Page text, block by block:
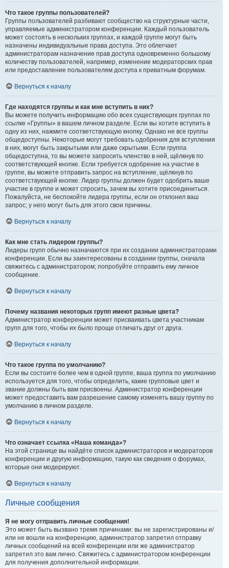
Что такое группы пользователей?
Группы пользователей разбивают сообщество на структурные части,
управляемые администратором конференции. Каждый пользователь
может состоять в нескольких группах, и каждой группе могут быть
назначены индивидуальные права доступа. Это облегчает
администраторам назначение прав доступа одновременно большому
количеству пользователей, например, изменение модераторских прав
или предоставление пользователям доступа к приватным форумам.
Вернуться к началу
Где находятся группы и как мне вступить в них?
Вы можете получить информацию обо всех существующих группах по
ссылке «Группы» в вашем личном разделе. Если вы хотите вступить в
одну из них, нажмите соответствующую кнопку. Однако не все группы
общедоступны. Некоторые могут требовать одобрения для вступления
в них, могут быть закрытыми или даже скрытыми. Если группа
общедоступна, то вы можете запросить членство в ней, щёлкнув по
соответствующей кнопке. Если требуется одобрение на участие в
группе, вы можете отправить запрос на вступление, щёлкнув по
соответствующей кнопке. Лидер группы должен будет одобрить ваше
участие в группе и может спросить, зачем вы хотите присоединиться.
Пожалуйста, не беспокойте лидера группы, если он отклонил ваш
запрос; у него могут быть для этого свои причины.
Вернуться к началу
Как мне стать лидером группы?
Лидеры групп обычно назначаются при их создании администраторами
конференции. Если вы заинтересованы в создании группы, сначала
свяжитесь с администратором; попробуйте отправить ему личное
сообщение.
Вернуться к началу
Почему названия некоторых групп имеют разные цвета?
Администратор конференции может присваивать цвета участникам
групп для того, чтобы их было проще отличать друг от друга.
Вернуться к началу
Что такое группа по умолчанию?
Если вы состоите более чем в одной группе, ваша группа по умолчанию
используется для того, чтобы определить, какие групповые цвет и
звание должны быть вам присвоены. Администратор конференции
может предоставить вам разрешение самому изменять вашу группу по
умолчанию в личном разделе.
Вернуться к началу
Что означает ссылка «Наша команда»?
На этой странице вы найдёте список администраторов и модераторов
конференции и другую информацию, такую как сведения о форумах,
которые они модерируют.
Вернуться к началу
Личные сообщения
Я не могу отправить личные сообщения!
Это может быть вызвано тремя причинами: вы не зарегистрированы и/
или не вошли на конференцию, администратор запретил отправку
личных сообщений на всей конференции или же администратор
запретил это вам лично. Свяжитесь с администратором конференции
для получения дополнительной информации.